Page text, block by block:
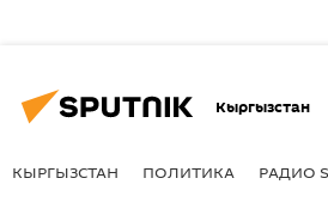
Кыргызстан
КЫРГЫЗСТАН ПОЛИТИКА РАДИО